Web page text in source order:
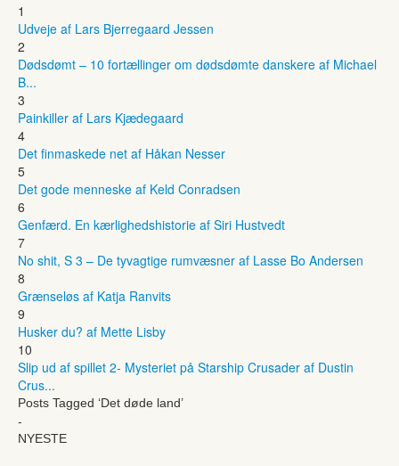
1
Udveje af Lars Bjerregaard Jessen
2
Dødsdømt – 10 fortællinger om dødsdømte danskere af Michael
B...
3
Painkiller af Lars Kjædegaard
4
Det finmaskede net af Håkan Nesser
5
Det gode menneske af Keld Conradsen
6
Genfærd. En kærlighedshistorie af Siri Hustvedt
7
No shit, S 3 – De tyvagtige rumvæsner af Lasse Bo Andersen
8
Grænseløs af Katja Ranvits
9
Husker du? af Mette Lisby
10
Slip ud af spillet 2- Mysteriet på Starship Crusader af Dustin
Crus...
Posts Tagged ‘Det døde land’
-
NYESTE